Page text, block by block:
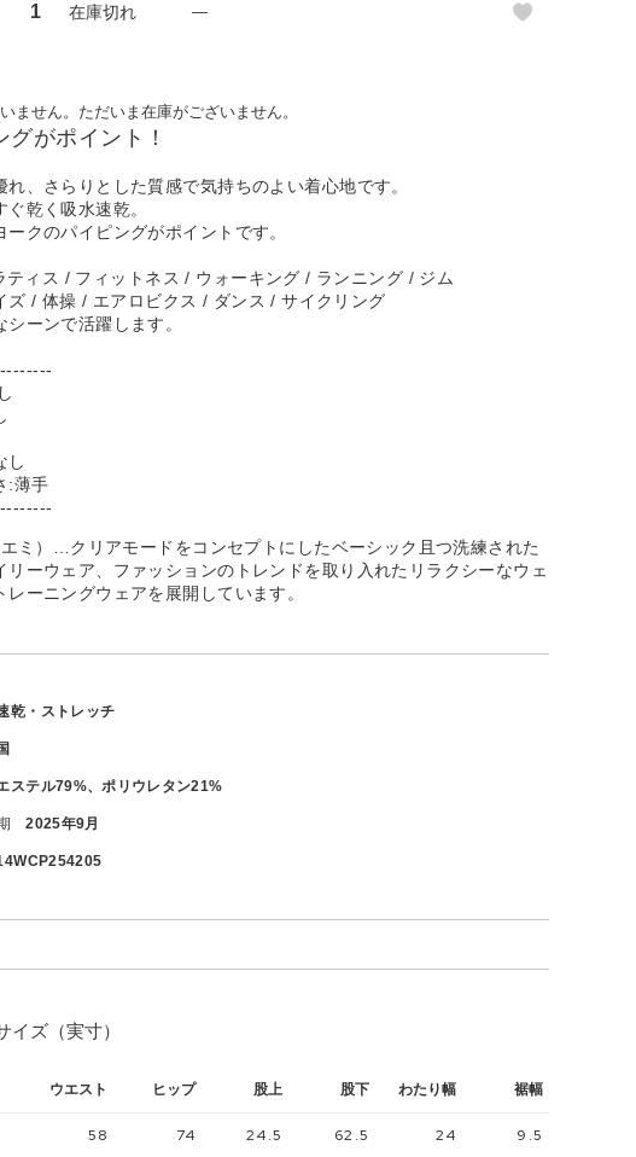
1 在庫切れ —
ません。ただいま在庫がございません。
グがポイント！
れ、さらりとした質感で気持ちのよい着心地です。
ぐ乾く吸水速乾。
ークのパイピングがポイントです。
ティス / フィットネス / ウォーキング / ランニング / ジム
ズ / 体操 / エアロビクス / ダンス / サイクリング
シーンで活躍します。
し
:薄手
ミ）…クリアモードをコンセプトにしたベーシック且つ洗練された
リーウェア、ファッションのトレンドを取り入れたリラクシーなウェ
レーニングウェアを展開しています。
乾・ストレッチ
ステル79%、ポリウレタン21%
2025年9月
イズ（実寸）
ウエスト ヒップ 股上 股下 わたり幅 裾幅
58 74 24.5 62.5 24 9.5